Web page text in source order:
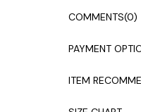
COMMENTS(0)
PAYMENT
ITEM